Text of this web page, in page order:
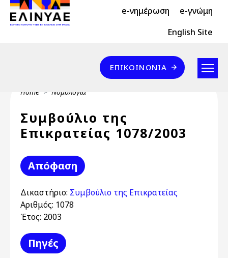
Skip to main content
Header Top 2 e-νημέρωση e-γνώμη
Header Top English Site
Επικοινωνία
ΕΠΙΚΟΙΝΩΝΊΑ
Breadcrumb
Home Νομολογία
Συμβούλιο της
Επικρατείας 1078/2003
Απόφαση
Δικαστήριο: Συμβούλιο της Επικρατείας
Αριθμός: 1078
Έτος: 2003
Πηγές